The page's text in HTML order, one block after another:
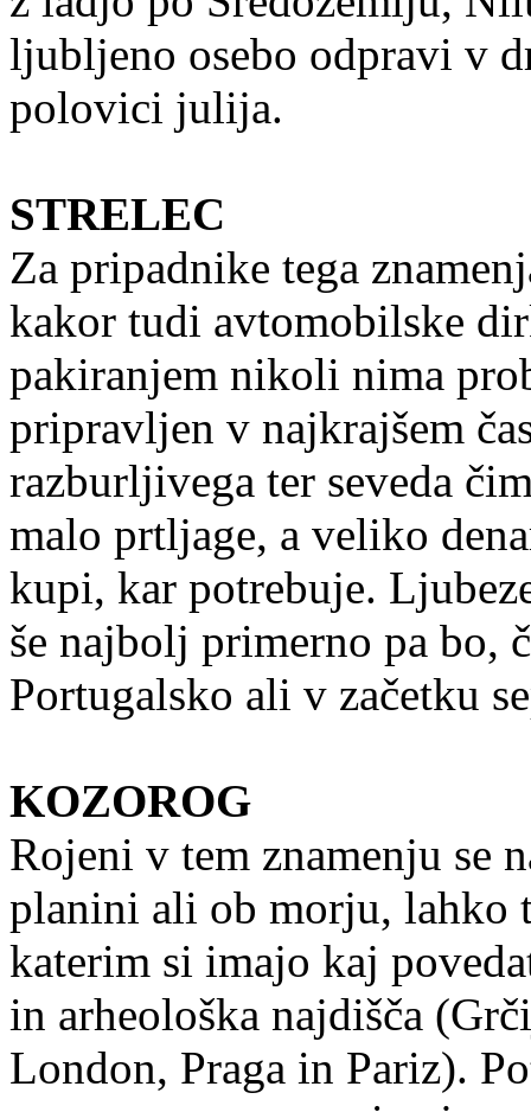
ljubljeno osebo odpravi v
polovici julija.
STRELEC
Za pripadnike tega
kakor tudi avtomobilske
pakiranjem nikoli nima
pripravljen v najkrajšem
razburljivega ter seveda
malo prtljage, a veliko
kupi, kar potrebuje.
še najbolj primerno pa
Portugalsko ali v začetku
KOZOROG
Rojeni v tem znamenju se
planini ali ob morju, lahko
katerim si imajo kaj
in arheološka najdišča
London, Praga in Pariz).